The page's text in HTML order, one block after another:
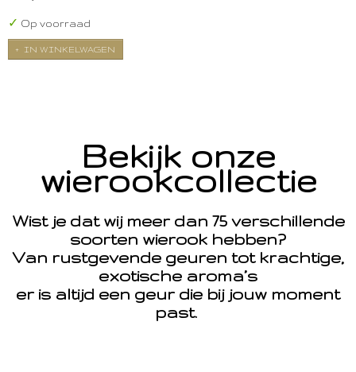
✓ Op voorraad
IN WINKELWAGEN
Bekijk onze
wierookcollectie
Wist je dat wij meer dan 75 verschillende
soorten wierook hebben?
Van rustgevende geuren tot krachtige,
exotische aroma’s
er is altijd een geur die bij jouw moment
past.